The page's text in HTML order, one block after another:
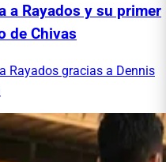
a Rayados y su primer
de Chivas
Rayados gracias a Dennis